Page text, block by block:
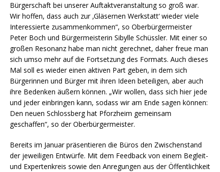
Bürgerschaft bei unserer Auftaktveranstaltung so groß war.
Wir hoffen, dass auch zur ‚Gläsernen Werkstatt‘ wieder viele
Interessierte zusammenkommen“, so Oberbürgermeister
Peter Boch und Bürgermeisterin Sibylle Schüssler. Mit einer so
großen Resonanz habe man nicht gerechnet, daher freue man
sich umso mehr auf die Fortsetzung des Formats. Auch dieses
Mal soll es wieder einen aktiven Part geben, in dem sich
Bürgerinnen und Bürger mit ihren Ideen beteiligen, aber auch
ihre Bedenken äußern können. „Wir wollen, dass sich hier jede
und jeder einbringen kann, sodass wir am Ende sagen können:
Den neuen Schlossberg hat Pforzheim gemeinsam
geschaffen“, so der Oberbürgermeister.
Bereits im Januar präsentieren die Büros den Zwischenstand
der jeweiligen Entwürfe. Mit dem Feedback von einem Begleit-
und Expertenkreis sowie den Anregungen aus der Öffentlichkeit